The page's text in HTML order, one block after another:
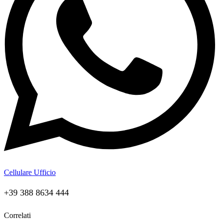
Cellulare Ufficio
+39 388 8634 444
Correlati